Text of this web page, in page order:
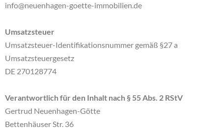
info@neuenhagen-goette-immobilien.de
Umsatzsteuer
Umsatzsteuer-Identifikationsnummer gemäß §27 a
Umsatzsteuergesetz
DE 270128774
Verantwortlich für den Inhalt nach § 55 Abs. 2 RStV
Gertrud Neuenhagen-Götte
Bettenhäuser Str. 36